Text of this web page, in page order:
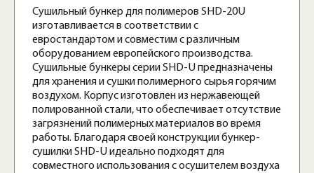
Сушильный бункер для полимеров SHD-20U
изготавливается в соответствии с
евростандартом и совместим с различным
оборудованием европейского производства.
Сушильные бункеры серии SHD-U предназначены
для хранения и сушки полимерного сырья горячим
воздухом. Корпус изготовлен из нержавеющей
полированной стали, что обеспечивает отсутствие
загрязнений полимерных материалов во время
работы. Благодаря своей конструкции бункер-
сушилки SHD-U идеально подходят для
совместного использования с осушителем воздуха